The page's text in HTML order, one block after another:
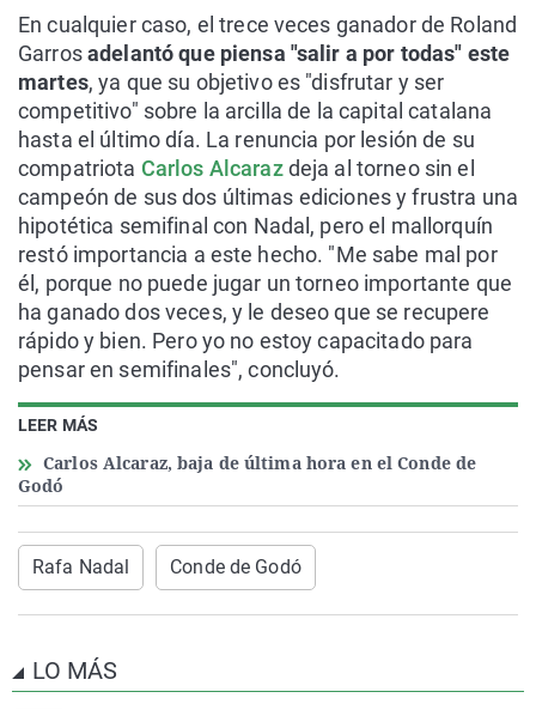
LEER MÁS
Carlos Alcaraz, baja de última hora en el Conde de
Godó
En cualquier caso, el trece veces ganador de Roland
Garrosadelantó que piensa "salir a por todas" este
martes, ya que su objetivo es "disfrutar y ser
competitivo" sobre la arcilla de la capital catalana
hasta el último día. La renuncia por lesión de su
compatriota Carlos Alcarazdeja al torneo sin el
campeón de sus dos últimas ediciones y frustra una
hipotética semifinal con Nadal, pero el mallorquín
restó importancia a este hecho. "Me sabe mal por
él, porque no puede jugar un torneo importante que
ha ganado dos veces, y le deseo que se recupere
rápido y bien. Pero yo no estoy capacitado para
pensar en semifinales", concluyó.
Rafa Nadal Conde de Godó
LO MÁS